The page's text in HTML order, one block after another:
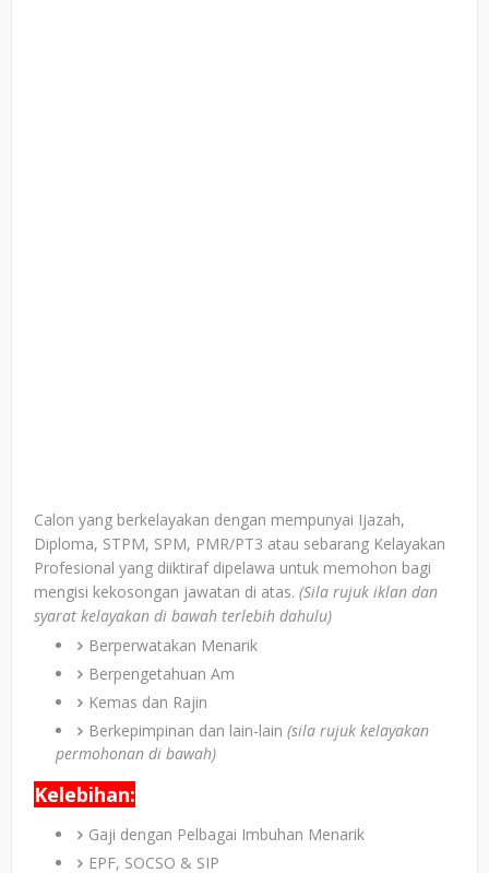
Calon yang berkelayakan dengan mempunyai Ijazah,
Diploma, STPM, SPM, PMR/PT3 atau sebarang Kelayakan
Profesional yang diiktiraf dipelawa untuk memohon bagi
mengisi kekosongan jawatan di atas. (Sila rujuk iklan dan
syarat kelayakan di bawah terlebih dahulu)
Berperwatakan Menarik
Berpengetahuan Am
Kemas dan Rajin
Berkepimpinan dan lain-lain (sila rujuk kelayakan
permohonan di bawah)
Kelebihan:
Gaji dengan Pelbagai Imbuhan Menarik
EPF, SOCSO & SIP